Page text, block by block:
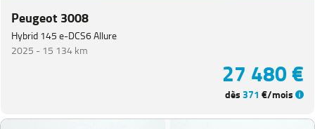
Peugeot 3008
Hybrid 145 e-DCS6 Allure
2025 - 15 134 km
27 480 €
dès371 €/mois